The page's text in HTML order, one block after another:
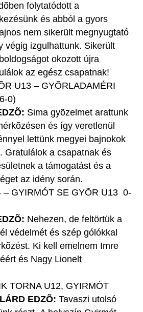
folytatódott a
és abból a gyors
nem sikerült megnyugtató
végig izgulhattunk. Sikerült
okozott újra
az egész csapatnak!
U13 – GYÕRLADAMÉRI
0)
Sima gyõzelmet arattunk
és így veretlenül
lettünk megyei bajnokok
Gratulálok a csapatnak és
a támogatást és a
az idény során.
– GYIRMÓT SE GYÕR U13 0-
Nehezen, de feltörtük a
védelmét és szép gólókkal
Ki kell emelnem Imre
és Nagy Lionelt
TORNA U12, GYIRMÓT
EDZÕ: Tavaszi utolsó